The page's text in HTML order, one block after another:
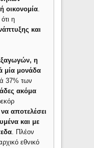
οικονομία.
η
και
η
μία μονάδα
37% των
ακόμα
αποτελέσει
και με
. Πλέον
εθνικό